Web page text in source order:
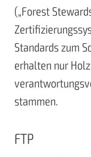
(„Forest
Standards zum
erhalten nur
stammen.
FTP